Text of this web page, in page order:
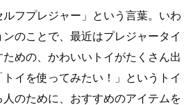
フプレジャー」という言葉。いわ
のことで、最近はプレジャータイ
めの、かわいいトイがたくさん出
イを使ってみたい！」というトイ
のために、おすすめのアイテムを